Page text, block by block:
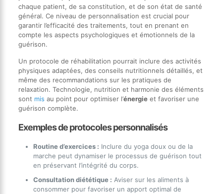
chaque patient, de sa constitution, et de son état de santé
général. Ce niveau de personnalisation est crucial pour
garantir l’efficacité des traitements, tout en prenant en
compte les aspects psychologiques et émotionnels de la
guérison.
Un protocole de réhabilitation pourrait inclure des activités
physiques adaptées, des conseils nutritionnels détaillés, et
même des recommandations sur les pratiques de
relaxation. Technologie, nutrition et harmonie des éléments
sont mis au point pour optimiser l’énergieet favoriser une
guérison complète.
Exemples de protocoles personnalisés
Routine d’exercices : Inclure du yoga doux ou de la
marche peut dynamiser le processus de guérison tout
en préservant l’intégrité du corps.
Consultation diététique : Aviser sur les aliments à
consommer pour favoriser un apport optimal de